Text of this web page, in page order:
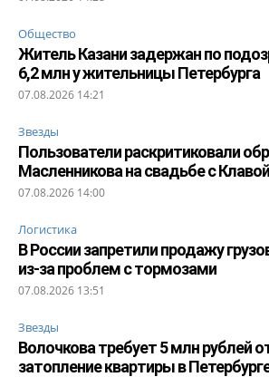
Общество
Житель Казани задержан по
6,2 млн у жительницы Петербурга
07.08.2026 14:21
Звезды
Пользователи раскритиковали
Масленникова на свадьбе с
07.08.2026 14:00
Логистика
В России запретили продажу
из-за проблем с тормозами
07.08.2026 13:51
Звезды
Волочкова требует 5 млн рублей
затопление квартиры в